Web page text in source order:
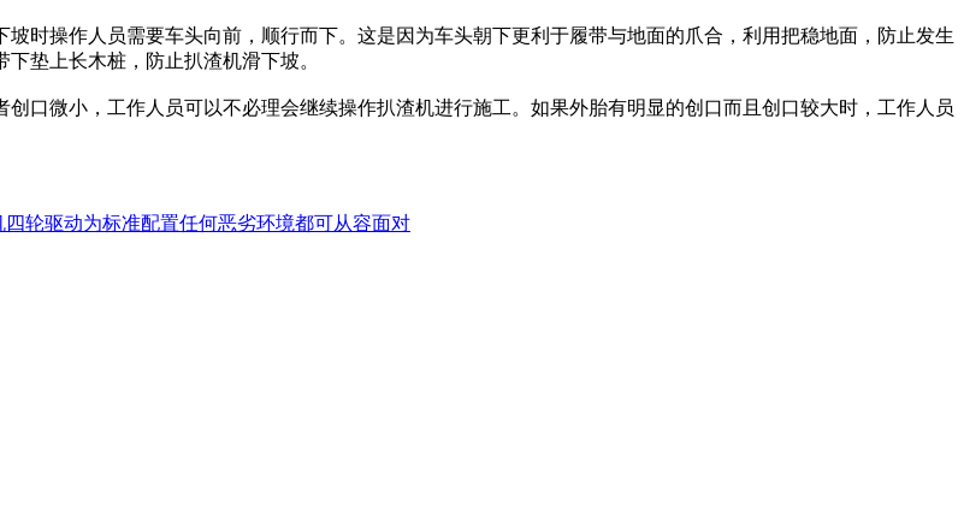
操作人员需要车头向前，顺行而下。这是因为车头朝下更利于履带与地面的爪合，利用把稳地面，防止发生
垫上长木桩，防止扒渣机滑下坡。
微小，工作人员可以不必理会继续操作扒渣机进行施工。如果外胎有明显的创口而且创口较大时，工作人员
四轮驱动为标准配置任何恶劣环境都可从容面对